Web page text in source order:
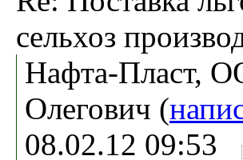
сельхоз
Нафта-Пласт,
Олегович (
08.02.12 09:53